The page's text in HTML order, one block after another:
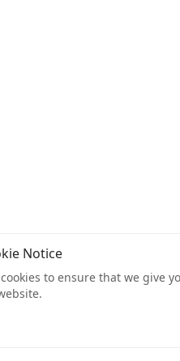
Notice
to ensure that we give